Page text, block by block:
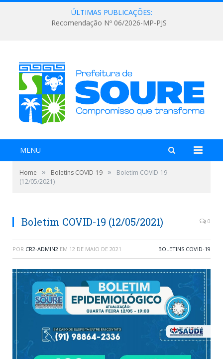
ÚLTIMAS PUBLICAÇÕES:
Recomendação Nº 06/2026-MP-PJS
MENU
Home » Boletins COVID-19 »
Boletim COVID-19
(12/05/2021)
Boletim COVID-19 (12/05/2021) 0
POR CR2-ADMIN2 EM 12 DE MAIO DE 2021 BOLETINS COVID-19